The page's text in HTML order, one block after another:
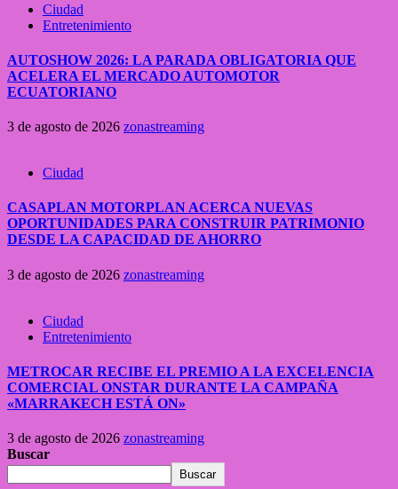
Ciudad
Entretenimiento
AUTOSHOW 2026: LA PARADA OBLIGATORIA QUE
ACELERA EL MERCADO AUTOMOTOR
ECUATORIANO
3 de agosto de 2026 zonastreaming
Ciudad
CASAPLAN MOTORPLAN ACERCA NUEVAS
OPORTUNIDADES PARA CONSTRUIR PATRIMONIO
DESDE LA CAPACIDAD DE AHORRO
3 de agosto de 2026 zonastreaming
Ciudad
Entretenimiento
METROCAR RECIBE EL PREMIO A LA EXCELENCIA
COMERCIAL ONSTAR DURANTE LA CAMPAÑA
«MARRAKECH ESTÁ ON»
3 de agosto de 2026 zonastreaming
Buscar
Buscar